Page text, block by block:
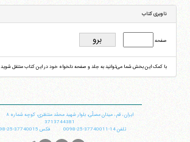
ناوبری کتاب
صفحه
با کمک این بخش شما می‌توانید به جلد و صفحه دلخواه خود در این کتاب منتقل شوید
ایران،قم،میدان مصلّی، بلوار شهید محمّد منتظری، كوچه شماره ٨
3713744381
تلفن14-37740011-25-0098 فکس 37740015-25-0098